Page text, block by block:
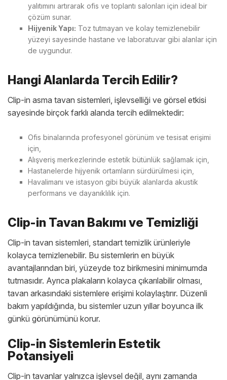
yalıtımını artırarak ofis ve toplantı salonları için ideal bir
çözüm sunar.
Hijyenik Yapı: Toz tutmayan ve kolay temizlenebilir
yüzeyi sayesinde hastane ve laboratuvar gibi alanlar için
de uygundur.
Hangi Alanlarda Tercih Edilir?
Clip-in asma tavan sistemleri, işlevselliği ve görsel etkisi
sayesinde birçok farklı alanda tercih edilmektedir:
Ofis binalarında profesyonel görünüm ve tesisat erişimi
için,
Alışveriş merkezlerinde estetik bütünlük sağlamak için,
Hastanelerde hijyenik ortamların sürdürülmesi için,
Havalimanı ve istasyon gibi büyük alanlarda akustik
performans ve dayanıklılık için.
Clip-in Tavan Bakımı ve Temizliği
Clip-in tavan sistemleri, standart temizlik ürünleriyle
kolayca temizlenebilir. Bu sistemlerin en büyük
avantajlarından biri, yüzeyde toz birikmesini minimumda
tutmasıdır. Ayrıca plakaların kolayca çıkarılabilir olması,
tavan arkasındaki sistemlere erişimi kolaylaştırır. Düzenli
bakım yapıldığında, bu sistemler uzun yıllar boyunca ilk
günkü görünümünü korur.
Clip-in Sistemlerin Estetik
Potansiyeli
Clip-in tavanlar yalnızca işlevsel değil, aynı zamanda